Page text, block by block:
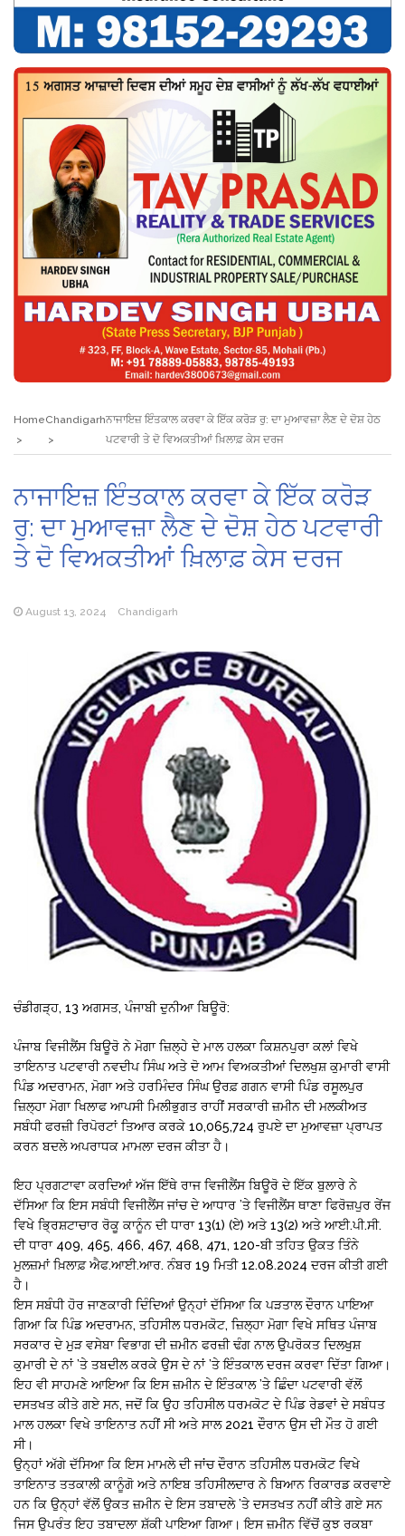
HomeChandigarhਨਾਜਾਇਜ਼ ਇੰਤਕਾਲ ਕਰਵਾ ਕੇ ਇੱਕ ਕਰੋੜ ਰੁ: ਦਾ ਮੁਆਵਜ਼ਾ ਲੈਣ ਦੇ ਦੋਸ਼ ਹੇਠ
ਪਟਵਾਰੀ ਤੇ ਦੋ ਵਿਅਕਤੀਆਂ ਖ਼ਿਲਾਫ਼ ਕੇਸ ਦਰਜ
ਨਾਜਾਇਜ਼ ਇੰਤਕਾਲ ਕਰਵਾ ਕੇ ਇੱਕ ਕਰੋੜ
ਰੁ: ਦਾ ਮੁਆਵਜ਼ਾ ਲੈਣ ਦੇ ਦੋਸ਼ ਹੇਠ ਪਟਵਾਰੀ
ਤੇ ਦੋ ਵਿਅਕਤੀਆਂ ਖ਼ਿਲਾਫ਼ ਕੇਸ ਦਰਜ
August 13, 2024 Chandigarh
ਚੰਡੀਗੜ੍ਹ, 13 ਅਗਸਤ, ਪੰਜਾਬੀ ਦੁਨੀਆ ਬਿਊਰੋ:
ਪੰਜਾਬ ਵਿਜੀਲੈਂਸ ਬਿਊਰੋ ਨੇ ਮੋਗਾ ਜ਼ਿਲ੍ਹੇ ਦੇ ਮਾਲ ਹਲਕਾ ਕਿਸ਼ਨਪੁਰਾ ਕਲਾਂ ਵਿਖੇ
ਤਾਇਨਾਤ ਪਟਵਾਰੀ ਨਵਦੀਪ ਸਿੰਘ ਅਤੇ ਦੋ ਆਮ ਵਿਅਕਤੀਆਂ ਦਿਲਖੁਸ਼ ਕੁਮਾਰੀ ਵਾਸੀ
ਪਿੰਡ ਅਦਰਾਮਨ, ਮੋਗਾ ਅਤੇ ਹਰਮਿੰਦਰ ਸਿੰਘ ਉਰਫ਼ ਗਗਨ ਵਾਸੀ ਪਿੰਡ ਰਸੂਲਪੁਰ
ਜ਼ਿਲ੍ਹਾ ਮੋਗਾ ਖਿਲਾਫ ਆਪਸੀ ਮਿਲੀਭੁਗਤ ਰਾਹੀਂ ਸਰਕਾਰੀ ਜ਼ਮੀਨ ਦੀ ਮਲਕੀਅਤ
ਸਬੰਧੀ ਫਰਜ਼ੀ ਰਿਪੋਰਟਾਂ ਤਿਆਰ ਕਰਕੇ 10,065,724 ਰੁਪਏ ਦਾ ਮੁਆਵਜ਼ਾ ਪ੍ਰਾਪਤ
ਕਰਨ ਬਦਲੇ ਅਪਰਾਧਕ ਮਾਮਲਾ ਦਰਜ ਕੀਤਾ ਹੈ।
ਇਹ ਪ੍ਰਗਟਾਵਾ ਕਰਦਿਆਂ ਅੱਜ ਇੱਥੇ ਰਾਜ ਵਿਜੀਲੈਂਸ ਬਿਊਰੋ ਦੇ ਇੱਕ ਬੁਲਾਰੇ ਨੇ
ਦੱਸਿਆ ਕਿ ਇਸ ਸਬੰਧੀ ਵਿਜੀਲੈਂਸ ਜਾਂਚ ਦੇ ਆਧਾਰ ’ਤੇ ਵਿਜੀਲੈਂਸ ਥਾਣਾ ਫਿਰੋਜ਼ਪੁਰ ਰੇਂਜ
ਵਿਖੇ ਭ੍ਰਿਸ਼ਟਾਚਾਰ ਰੋਕੂ ਕਾਨੂੰਨ ਦੀ ਧਾਰਾ 13(1) (ਏ) ਅਤੇ 13(2) ਅਤੇ ਆਈ.ਪੀ.ਸੀ.
ਦੀ ਧਾਰਾ 409, 465, 466, 467, 468, 471, 120-ਬੀ ਤਹਿਤ ਉਕਤ ਤਿੰਨੇ
ਮੁਲਜ਼ਮਾਂ ਖ਼ਿਲਾਫ਼ ਐਫ.ਆਈ.ਆਰ. ਨੰਬਰ 19 ਮਿਤੀ 12.08.2024 ਦਰਜ ਕੀਤੀ ਗਈ
ਹੈ।
ਇਸ ਸਬੰਧੀ ਹੋਰ ਜਾਣਕਾਰੀ ਦਿੰਦਿਆਂ ਉਨ੍ਹਾਂ ਦੱਸਿਆ ਕਿ ਪੜਤਾਲ ਦੌਰਾਨ ਪਾਇਆ
ਗਿਆ ਕਿ ਪਿੰਡ ਅਦਰਾਮਨ, ਤਹਿਸੀਲ ਧਰਮਕੋਟ, ਜ਼ਿਲ੍ਹਾ ਮੋਗਾ ਵਿਖੇ ਸਥਿਤ ਪੰਜਾਬ
ਸਰਕਾਰ ਦੇ ਮੁੜ ਵਸੇਬਾ ਵਿਭਾਗ ਦੀ ਜ਼ਮੀਨ ਫਰਜ਼ੀ ਢੰਗ ਨਾਲ ਉਪਰੋਕਤ ਦਿਲਖੁਸ਼
ਕੁਮਾਰੀ ਦੇ ਨਾਂ ’ਤੇ ਤਬਦੀਲ ਕਰਕੇ ਉਸ ਦੇ ਨਾਂ ’ਤੇ ਇੰਤਕਾਲ ਦਰਜ ਕਰਵਾ ਦਿੱਤਾ ਗਿਆ।
ਇਹ ਵੀ ਸਾਹਮਣੇ ਆਇਆ ਕਿ ਇਸ ਜ਼ਮੀਨ ਦੇ ਇੰਤਕਾਲ ’ਤੇ ਛਿੰਦਾ ਪਟਵਾਰੀ ਵੱਲੋਂ
ਦਸਤਖਤ ਕੀਤੇ ਗਏ ਸਨ, ਜਦੋਂ ਕਿ ਉਹ ਤਹਿਸੀਲ ਧਰਮਕੋਟ ਦੇ ਪਿੰਡ ਰੇਡਵਾਂ ਦੇ ਸਬੰਧਤ
ਮਾਲ ਹਲਕਾ ਵਿਖੇ ਤਾਇਨਾਤ ਨਹੀਂ ਸੀ ਅਤੇ ਸਾਲ 2021 ਦੌਰਾਨ ਉਸ ਦੀ ਮੌਤ ਹੋ ਗਈ
ਸੀ।
ਉਨ੍ਹਾਂ ਅੱਗੇ ਦੱਸਿਆ ਕਿ ਇਸ ਮਾਮਲੇ ਦੀ ਜਾਂਚ ਦੌਰਾਨ ਤਹਿਸੀਲ ਧਰਮਕੋਟ ਵਿਖੇ
ਤਾਇਨਾਤ ਤਤਕਾਲੀ ਕਾਨੂੰਗੋ ਅਤੇ ਨਾਇਬ ਤਹਿਸੀਲਦਾਰ ਨੇ ਬਿਆਨ ਰਿਕਾਰਡ ਕਰਵਾਏ
ਹਨ ਕਿ ਉਨ੍ਹਾਂ ਵੱਲੋਂ ਉਕਤ ਜ਼ਮੀਨ ਦੇ ਇਸ ਤਬਾਦਲੇ ’ਤੇ ਦਸਤਖਤ ਨਹੀਂ ਕੀਤੇ ਗਏ ਸਨ
ਜਿਸ ਉਪਰੰਤ ਇਹ ਤਬਾਦਲਾ ਸ਼ੱਕੀ ਪਾਇਆ ਗਿਆ। ਇਸ ਜ਼ਮੀਨ ਵਿੱਚੋਂ ਕੁਝ ਰਕਬਾ